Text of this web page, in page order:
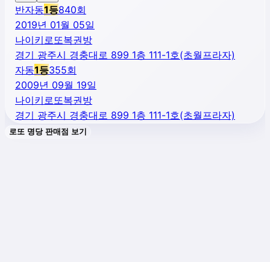
반자동1등840회
2019년 01월 05일
나이키로또복권방
경기 광주시 경충대로 899 1층 111-1호(초월프라자)
자동1등355회
2009년 09월 19일
나이키로또복권방
경기 광주시 경충대로 899 1층 111-1호(초월프라자)
로또 명당 판매점 보기